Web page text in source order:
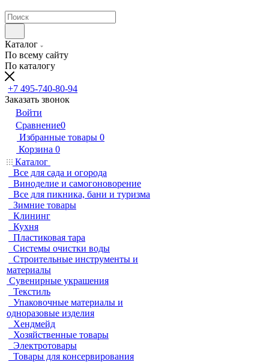
Каталог
По всему сайту
По каталогу
+7 495-740-80-94
Заказать звонок
Войти
Сравнение0
Избранные товары 0
Корзина 0
Каталог
Все для сада и огорода
Виноделие и самогоноворение
Все для пикника, бани и туризма
Зимние товары
Клининг
Кухня
Пластиковая тара
Системы очистки воды
Строительные инструменты и
материалы
Сувенирные украшения
Текстиль
Упаковочные материалы и
одноразовые изделия
Хендмейд
Хозяйственные товары
Электротовары
Товары для консервирования